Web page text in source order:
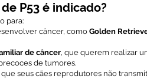
P53 é indicado?
para:
câncer, como Golden
de câncer, que querem realizar
de tumores.
seus cães reprodutores não